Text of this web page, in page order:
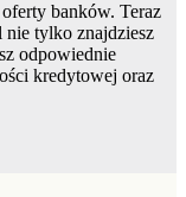
banków. Teraz
nie tylko znajdziesz
odpowiednie
kredytowej oraz